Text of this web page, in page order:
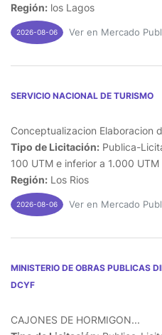
Región: los Lagos
2026-08-06 Ver en Mercado
SERVICIO NACIONAL DE TURISMO
Conceptualizacion Elaboracion
Tipo de Licitación: Publica-
100 UTM e inferior a 1.000 UTM
Región: Los Rios
2026-08-06 Ver en Mercado
MINISTERIO DE OBRAS PUBLICAS
DCYF
CAJONES DE HORMIGON...